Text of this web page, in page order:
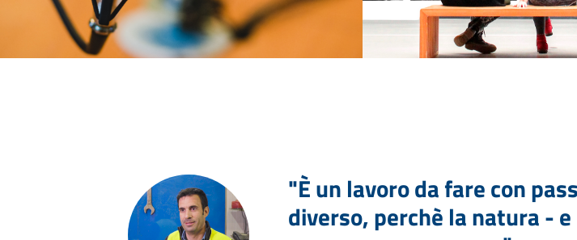
"È un lavoro da fare con
diverso, perchè la natura -